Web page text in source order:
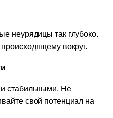
неурядицы так глубоко.
вокруг.
и стабильными. Не
свой потенциал на